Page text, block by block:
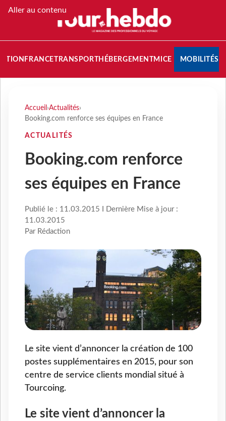
Aller au contenu
FRANCETRANSPORT HÉBERGEMENTMICE MOBILITÉS
Accueil ›Actualités›
Booking.com renforce ses équipes en France
ACTUALITÉS
Booking.com renforce
ses équipes en France
Publié le : 11.03.2015 I Dernière Mise à jour :
11.03.2015
Par Rédaction
Le site vient d’annoncer la création de 100
postes supplémentaires en 2015, pour son
centre de service clients mondial situé à
Tourcoing.
Le site vient d’annoncer la